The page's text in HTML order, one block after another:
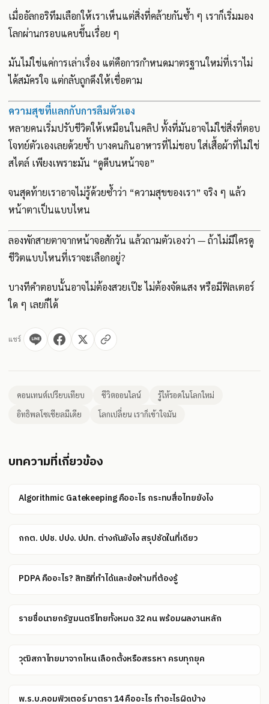
เมื่ออัลกอริทึมเลือกให้เราเห็นแต่สิ่งที่คล้ายกันซ้ำ ๆ เราก็เริ่มมอง
โลกผ่านกรอบแคบขึ้นเรื่อย ๆ
มันไม่ใช่แค่การเล่าเรื่อง แต่คือการกำหนดมาตรฐานใหม่ที่เราไม่
ได้สมัครใจ แต่กลับถูกดึงให้เชื่อตาม
ความสุขที่แลกกับการลืมตัวเอง
หลายคนเริ่มปรับชีวิตให้เหมือนในคลิป ทั้งที่มันอาจไม่ใช่สิ่งที่ตอบ
โจทย์ตัวเองเลยด้วยซ้ำ บางคนกินอาหารที่ไม่ชอบ ใส่เสื้อผ้าที่ไม่ใช่
สไตล์ เพียงเพราะมัน “ดูดีบนหน้าจอ”
จนสุดท้ายเราอาจไม่รู้ด้วยซ้ำว่า “ความสุขของเรา” จริง ๆ แล้ว
หน้าตาเป็นแบบไหน
ลองพักสายตาจากหน้าจอสักวัน แล้วถามตัวเองว่า — ถ้าไม่มีใครดู
ชีวิตแบบไหนที่เราจะเลือกอยู่?
บางทีคำตอบนั้นอาจไม่ต้องสวยเป๊ะ ไม่ต้องจัดแสง หรือมีฟิลเตอร์
ใด ๆ เลยก็ได้
แชร์
คอนเทนต์เปรียบเทียบ ชีวิตออนไลน์
รู้ให้รอดในโลกใหม่
อิทธิพลโซเชียลมีเดีย
โลกเปลี่ยน เราก็เข้าใจมัน
บทความที่เกี่ยวข้อง
Algorithmic Gatekeeping คืออะไร กระทบสื่อไทยยังไง
กกต. ปปช. ปปง. ปปท. ต่างกันยังไง สรุปชัดในที่เดียว
PDPA คืออะไร? สิทธิที่ทำได้และข้อห้ามที่ต้องรู้
รายชื่อนายกรัฐมนตรีไทยทั้งหมด 32 คน พร้อมผลงานหลัก
วุฒิสภาไทยมาจากไหน เลือกตั้งหรือสรรหา ครบทุกยุค
พ.ร.บ.คอมพิวเตอร์ มาตรา 14 คืออะไร ทำอะไรผิดบ้าง